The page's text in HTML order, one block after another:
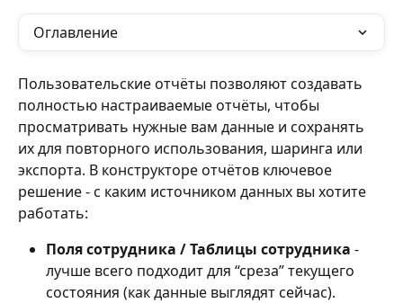
Оглавление
Пользовательские отчёты позволяют создавать
полностью настраиваемые отчёты, чтобы
просматривать нужные вам данные и сохранять
их для повторного использования, шаринга или
экспорта. В конструкторе отчётов ключевое
решение - с каким источником данных вы хотите
работать:
Поля сотрудника / Таблицы сотрудника -
лучше всего подходит для “среза” текущего
состояния (как данные выглядят сейчас).